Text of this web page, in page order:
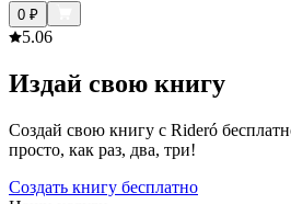
0 ₽
5.06
Издай свою книгу
Создай свою книгу с Rideró
просто, как раз, два, три!
Создать книгу бесплатно